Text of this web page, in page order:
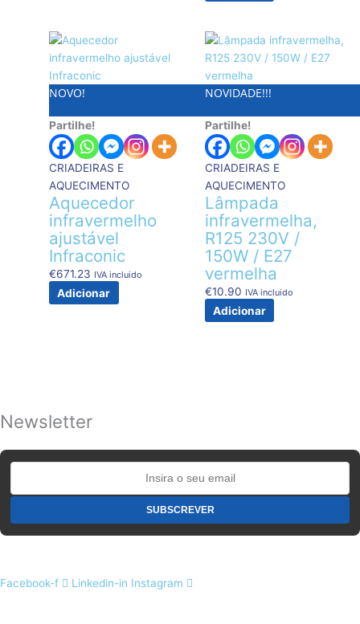
NOVO!
Partilhe!
CRIADEIRAS E
AQUECIMENTO
Aquecedor
infravermelho
ajustável
Infraconic
€671.23 IVA incluido
Adicionar
NOVIDADE!!!
Partilhe!
CRIADEIRAS E
AQUECIMENTO
Lâmpada
infravermelha,
R125 230V /
150W / E27
vermelha
€10.90 IVA incluido
Adicionar
Newsletter
Facebook-f Linkedin-in Instagram